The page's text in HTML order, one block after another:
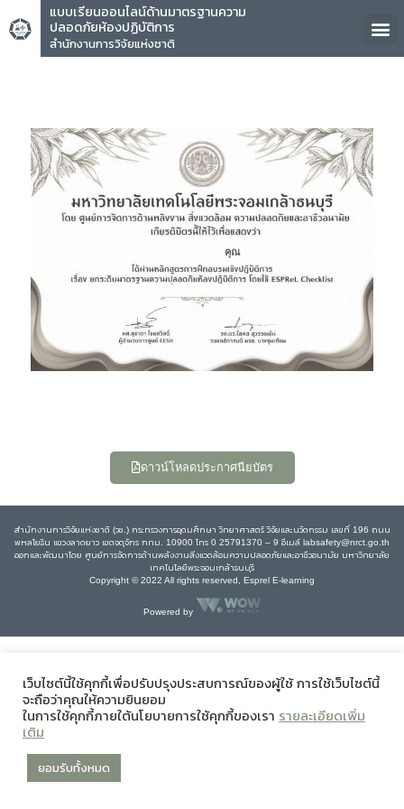
แบบเรียนออนไลน์ด้านมาตรฐานความ
ปลอดภัยห้องปฏิบัติการ
สำนักงานการวิจัยแห่งชาติ
คุณ
ดาวน์โหลดประกาศนียบัตร
สำนักงานการวิจัยแห่งชาติ (วช.) กระทรวงการอุดมศึกษา วิทยาศาสตร์ วิจัยและนวัตกรรม เลขที่ 196 ถนน
พหลโยธิน แขวงลาดยาว เขตจตุจักร กทม. 10900 โทร 0 25791370 – 9 อีเมล์ labsafety@nrct.go.th
ออกและพัฒนาโดย ศูนย์การจัดการด้านพลังงานสิ่งแวดล้อมความปลอดภัยและอาชีวอนามัย มหาวิทยาลัย
เทคโนโลยีพระจอมเกล้าธนบุรี
Copyright © 2022 All rights reserved, Esprel E-learning
Powered by
เว็บไซต์นี้ใช้คุกกี้เพื่อปรับปรุงประสบการณ์ของผู้ใช้ การใช้เว็บไซต์นี้
จะถือว่าคุณให้ความยินยอม
ในการใช้คุกกี้ภายใต้นโยบายการใช้คุกกี้ของเรา รายละเอียดเพิ่ม
เติม
ยอมรับทั้งหมด